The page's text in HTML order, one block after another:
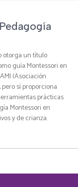
otorga un título
guía Montessori en
(Asociación
sí proporciona
prácticas
Montessori en
y de crianza.